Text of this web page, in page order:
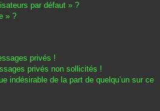
par défaut » ?
» ?
privés !
privés non sollicités !
indésirable de la part de quelqu’un sur ce